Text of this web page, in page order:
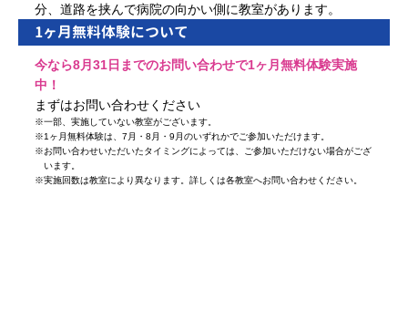
分、道路を挟んで病院の向かい側に教室があります。
1ヶ月無料体験について
今なら8月31日までのお問い合わせで1ヶ月無料体験実施
中！
まずはお問い合わせください
※一部、実施していない教室がございます。
※1ヶ月無料体験は、7月・8月・9月のいずれかでご参加いただけます。
※お問い合わせいただいたタイミングによっては、ご参加いただけない場合がござ
います。
※実施回数は教室により異なります。詳しくは各教室へお問い合わせください。